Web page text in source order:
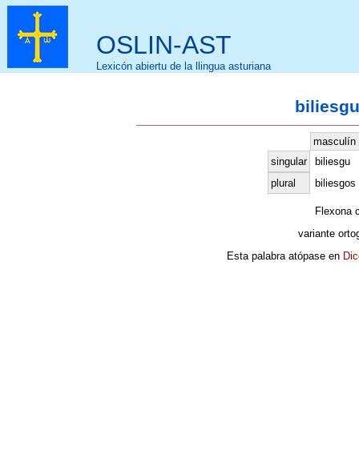
OSLIN-AST
Lexicón abiertu de la llingua asturiana
masculín
singular
biliesgu
plural
biliesgos
Flexona
variante
Esta palabra atópase en